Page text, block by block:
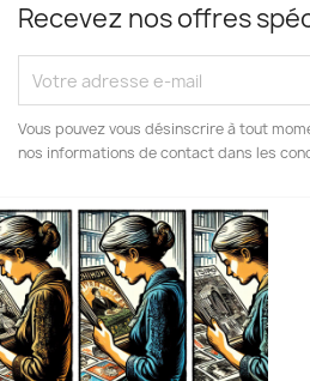
Recevez nos offres
Vous pouvez vous désinscrire à tout
nos informations de contact dans les